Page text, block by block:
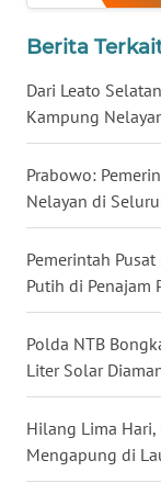
Berita
Dari Leato
Kampung
Prabowo:
Nelayan di
Pemerintah
Putih di Penajam
Polda NTB
Liter Solar
Hilang Lima Hari,
Mengapung di
WN
WN
WN
WN
BALI
WN
KALBAR
WN
KALTENG